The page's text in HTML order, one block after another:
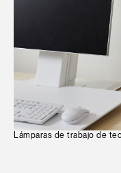
Lámparas de trabajo de